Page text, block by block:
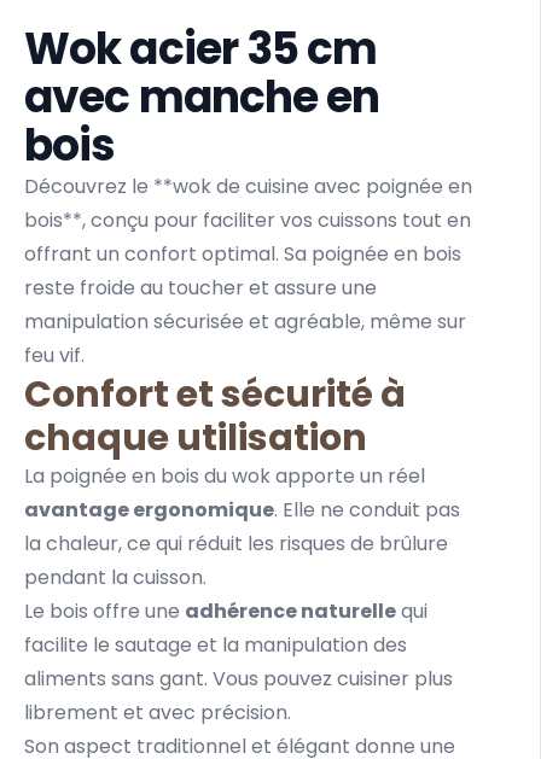
Wok acier 35 cm
avec manche en
bois
Découvrez le **wok de cuisine avec poignée en
bois**, conçu pour faciliter vos cuissons tout en
offrant un confort optimal. Sa poignée en bois
reste froide au toucher et assure une
manipulation sécurisée et agréable, même sur
feu vif.
Confort et sécurité à
chaque utilisation
La poignée en bois du wok apporte un réel
avantage ergonomique. Elle ne conduit pas
la chaleur, ce qui réduit les risques de brûlure
pendant la cuisson.
Le bois offre une adhérence naturellequi
facilite le sautage et la manipulation des
aliments sans gant. Vous pouvez cuisiner plus
librement et avec précision.
Son aspect traditionnel et élégant donne une